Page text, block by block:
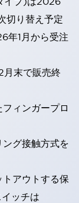
切り替え予定
年1月から受注
末で販売終
ィンガープロ
グ接触方式を
アウトする保
ッチは